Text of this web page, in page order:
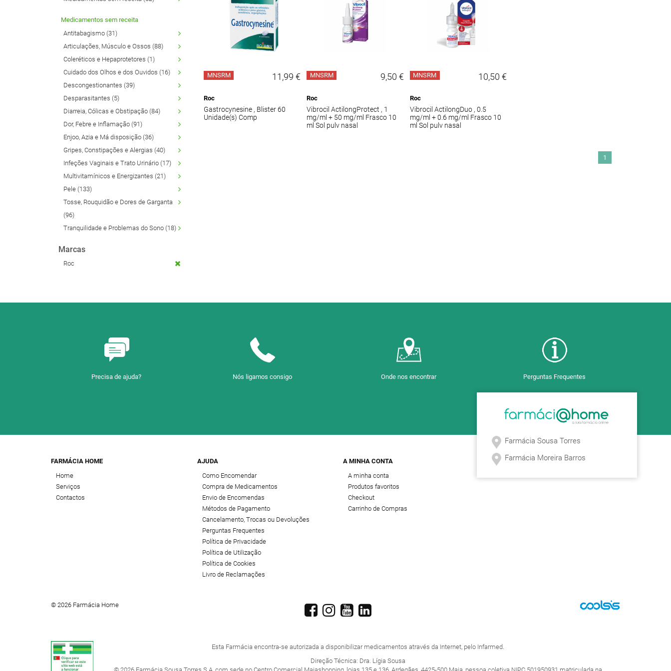
Dor, Febre e Inflamação
Enjoo, Azia e Má disposição
Gripes, Constipações e Alergias
Infeções Vaginais e Trato Urinário
Multivitamínicos e Energizantes
Tranquilidade e Problemas do Sono
Medicamentos sem receita
Antitabagismo (31)
Articulações, Músculo e Ossos (88)
Coleréticos e Hepaprotetores (1)
Cuidado dos Olhos e dos Ouvidos (16)
Descongestionantes (39)
Desparasitantes (5)
Diarreia, Cólicas e Obstipação (84)
Dor, Febre e Inflamação (91)
Enjoo, Azia e Má disposição (36)
Gripes, Constipações e Alergias (40)
Infeções Vaginais e Trato Urinário (17)
Multivitamínicos e Energizantes (21)
Pele (133)
Tosse, Rouquidão e Dores de Garganta
(96)
Tranquilidade e Problemas do Sono (18)
Marcas
Roc
MNSRM 11,99 €
Roc
Gastrocynesine , Blister 60
Unidade(s) Comp
MNSRM 9,50 €
Roc
Vibrocil ActilongProtect , 1
mg/ml + 50 mg/ml Frasco 10
ml Sol pulv nasal
MNSRM 10,50 €
Roc
Vibrocil ActilongDuo , 0.5
mg/ml + 0.6 mg/ml Frasco 10
ml Sol pulv nasal
1
Precisa de ajuda? Nós ligamos consigo Onde nos encontrar Perguntas Frequentes
FARMÁCIA HOME
Home
Serviços
Contactos
AJUDA
Como Encomendar
Compra de Medicamentos
Envio de Encomendas
Métodos de Pagamento
Cancelamento, Trocas ou Devoluções
Perguntas Frequentes
Política de Privacidade
Política de Utilização
Política de Cookies
Livro de Reclamações
A MINHA CONTA
A minha conta
Produtos favoritos
Checkout
Carrinho de Compras
Farmácia Sousa Torres
Farmácia Moreira Barros
© 2026 Farmácia Home
Esta Farmácia encontra-se autorizada a disponibilizar medicamentos através da Internet, pelo Infarmed.
Direção Técnica: Dra. Lígia Sousa